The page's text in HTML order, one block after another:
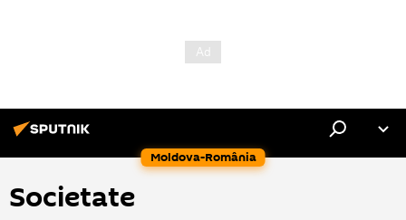
Moldova-România
Societate